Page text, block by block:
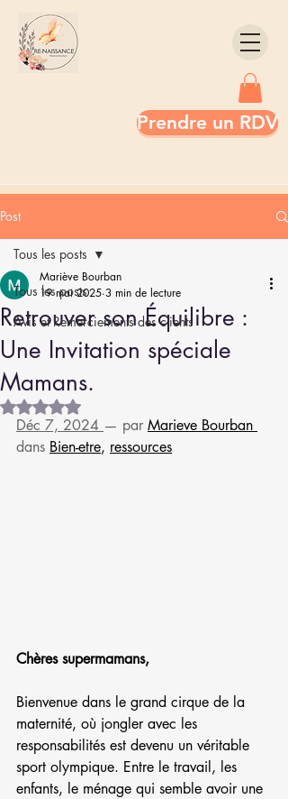
Prendre un RDV
Post
Tous les posts
Avis et Remerciements des clients
Tous les posts
Retrouver son Équilibre :
Une Invitation spéciale
Mamans.
Mariève Bourban
19 mai 2025 3 min de lecture
Noté NaN étoiles sur 5.
Déc 7, 2024 — par Marieve Bourban
dans Bien-etre, ressources
Chères supermamans,
Bienvenue dans le grand cirque de la
maternité, où jongler avec les
responsabilités est devenu un véritable
sport olympique. Entre le travail, les
enfants, le ménage qui semble avoir une